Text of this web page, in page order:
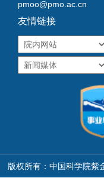
pmoo@pmo.ac.cn
友情链接
版权所有：中国科学院